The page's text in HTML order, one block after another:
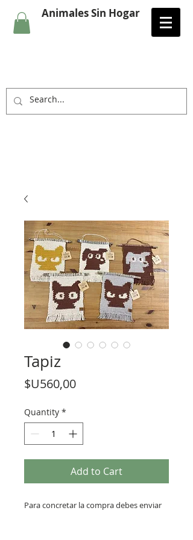
Animales Sin Hogar
Tapiz
$U560,00Price
Quantity *
Add to Cart
Para concretar la compra debes enviar